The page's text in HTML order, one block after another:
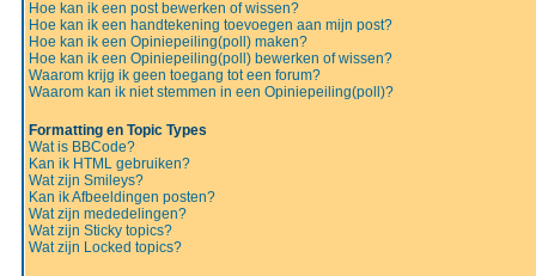
Hoe kan ik een post bewerken of wissen?
Hoe kan ik een handtekening toevoegen aan mijn post?
Hoe kan ik een Opiniepeiling(poll) maken?
Hoe kan ik een Opiniepeiling(poll) bewerken of wissen?
Waarom krijg ik geen toegang tot een forum?
Waarom kan ik niet stemmen in een Opiniepeiling(poll)?
Formatting en Topic Types
Wat is BBCode?
Kan ik HTML gebruiken?
Wat zijn Smileys?
Kan ik Afbeeldingen posten?
Wat zijn mededelingen?
Wat zijn Sticky topics?
Wat zijn Locked topics?